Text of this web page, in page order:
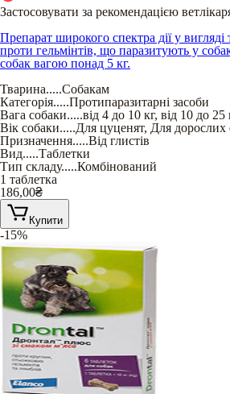
Застосовувати за рекомендацією
Препарат широкого спектра дії у вигляді
проти гельмінтів, що паразитують у
собак вагою понад 5 кг.
Тварина.....Собакам
Категорія.....Протипаразитарні засоби
Вага собаки.....від 4 до 10 кг, від 10 до 25
Вік собаки.....Для цуценят, Для дорослих
Призначення.....Від глистів
Вид.....Таблетки
Тип складу.....Комбінований
1 таблетка
186,00₴
Купити
-15%